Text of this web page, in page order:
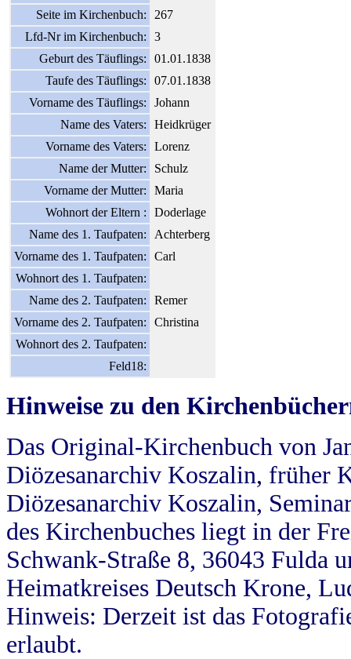
Seite im Kirchenbuch:
267
Lfd-Nr im Kirchenbuch:
3
Geburt des Täuflings:
01.01.1838
Taufe des Täuflings:
07.01.1838
Vorname des Täuflings:
Johann
Name des Vaters:
Heidkrüger
Vorname des Vaters:
Lorenz
Name der Mutter:
Schulz
Vorname der Mutter:
Maria
Wohnort der Eltern :
Doderlage
Name des 1. Taufpaten:
Achterberg
Vorname des 1. Taufpaten:
Carl
Wohnort des 1. Taufpaten:
Name des 2. Taufpaten:
Remer
Vorname des 2. Taufpaten:
Christina
Wohnort des 2. Taufpaten:
Feld18:
Hinweise zu den
Das Original-Kirchenbuch von
Diözesanarchiv Koszalin, früher
Diözesanarchiv Koszalin,
des Kirchenbuches liegt in der
Schwank-Straße 8, 36043 Fulda
Heimatkreises Deutsch Krone,
Hinweis: Derzeit ist das
erlaubt.